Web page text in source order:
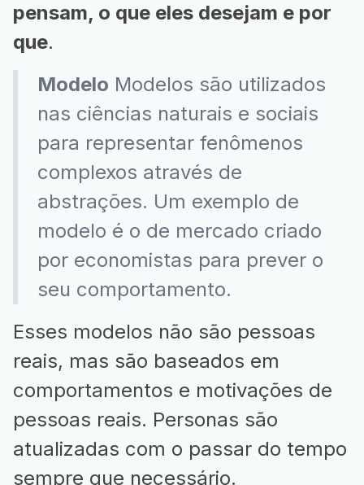
pensam, o que eles desejam e por
que.
Modelo Modelos são utilizados
nas ciências naturais e sociais
para representar fenômenos
complexos através de
abstrações. Um exemplo de
modelo é o de mercado criado
por economistas para prever o
seu comportamento.
Esses modelos não são pessoas
reais, mas são baseados em
comportamentos e motivações de
pessoas reais. Personas são
atualizadas com o passar do tempo
sempre que necessário.